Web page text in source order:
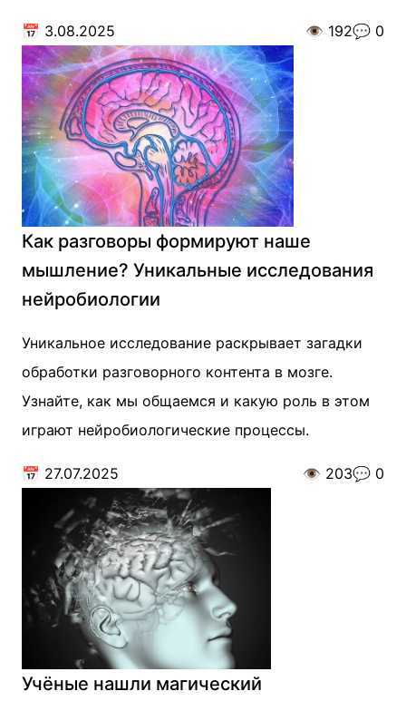
📅 3.08.2025 👁️ 192💬 0
Как разговоры формируют наше
мышление? Уникальные исследования
нейробиологии
Уникальное исследование раскрывает загадки
обработки разговорного контента в мозге.
Узнайте, как мы общаемся и какую роль в этом
играют нейробиологические процессы.
📅 27.07.2025 👁️ 203💬 0
Учёные нашли магический